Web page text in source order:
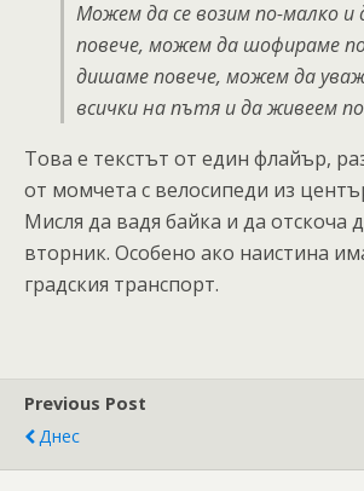
Можем да се возим по-малко и
повече, можем да шофираме
дишаме повече, можем да
всички на пътя и да живеем
Това е текстът от един флайър,
от момчета с велосипеди из
Мисля да вадя байка и да отскоча
вторник. Особено ако наистина
градския транспорт.
Previous Post
Днес